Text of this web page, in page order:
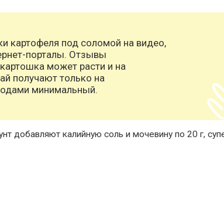
картофеля под соломой на видео,
порталы. Отзывы
может расти и на
получают только на
минимальный.
добавляют калийную соль и мочевину по 20 г,